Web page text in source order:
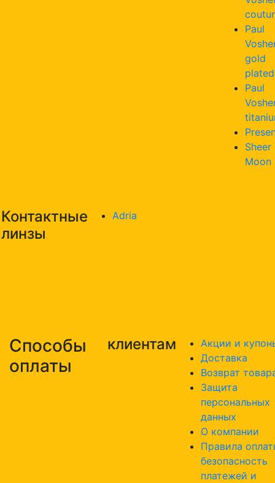
Paul
gold
plated
Paul
Sheer
Moon
Контактные
линзы
Adria
Способы
оплаты
клиентам
Акции и
Доставка
Возврат
Защита
персональных
данных
О компании
Правила
безопасность
платежей и